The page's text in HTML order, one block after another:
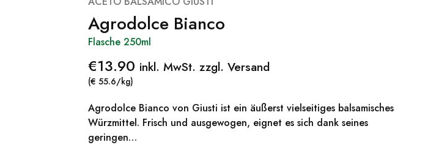
Agrodolce Bianco
Flasche 250ml
€13.90 inkl. MwSt. zzgl. Versand
(€ 55.6/kg)
Agrodolce Bianco von Giusti ist ein äußerst vielseitiges balsamisches
Würzmittel. Frisch und ausgewogen, eignet es sich dank seines
geringen…